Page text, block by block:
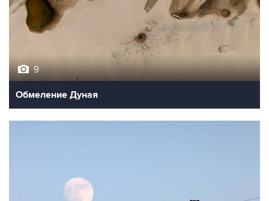
9
Обмеление Дуная